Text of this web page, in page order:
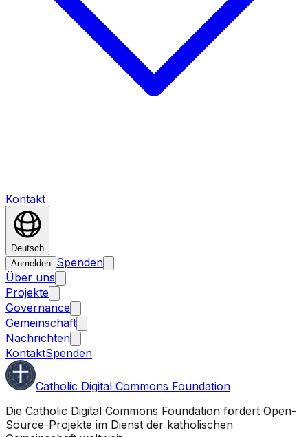
Kontakt
Deutsch
Anmelden Spenden
Über uns
Projekte
Governance
Gemeinschaft
Nachrichten
KontaktSpenden
Catholic Digital Commons Foundation
Die Catholic Digital Commons Foundation fördert Open-
Source-Projekte im Dienst der katholischen